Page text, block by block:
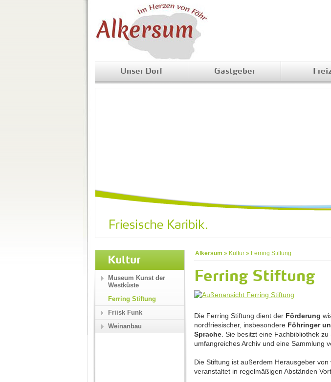
Unser Dorf Gastgeber
Alkersum » Kultur » Ferring Stiftung
Ferring Stiftung
Die Ferring Stiftung dient der Förderung
nordfriesischer, insbesondere Föhringer
Sprache . Sie besitzt eine Fachbibliothek
umfangreiches Archiv und eine Sammlung
Die Stiftung ist außerdem Herausgeber
veranstaltet in regelmäßigen Abständen
Kultur
Museum Kunst der
Westküste
Ferring Stiftung
Friisk Funk
Weinanbau